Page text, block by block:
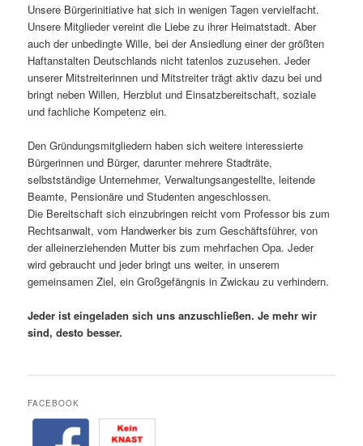
Unsere Bürgerinitiative hat sich in wenigen Tagen vervielfacht.
Unsere Mitglieder vereint die Liebe zu ihrer Heimatstadt. Aber
auch der unbedingte Wille, bei der Ansiedlung einer der größten
Haftanstalten Deutschlands nicht tatenlos zuzusehen. Jeder
unserer Mitstreiterinnen und Mitstreiter trägt aktiv dazu bei und
bringt neben Willen, Herzblut und Einsatzbereitschaft, soziale
und fachliche Kompetenz ein.
Den Gründungsmitgliedern haben sich weitere interessierte
Bürgerinnen und Bürger, darunter mehrere Stadträte,
selbstständige Unternehmer, Verwaltungsangestellte, leitende
Beamte, Pensionäre und Studenten angeschlossen.
Die Bereitschaft sich einzubringen reicht vom Professor bis zum
Rechtsanwalt, vom Handwerker bis zum Geschäftsführer, von
der alleinerziehenden Mutter bis zum mehrfachen Opa. Jeder
wird gebraucht und jeder bringt uns weiter, in unserem
gemeinsamen Ziel, ein Großgefängnis in Zwickau zu verhindern.
Jeder ist eingeladen sich uns anzuschließen. Je mehr wir
sind, desto besser.
FACEBOOK